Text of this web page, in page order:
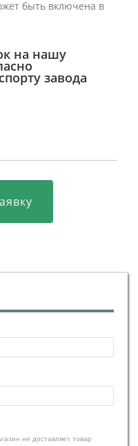
быть включена в
на нашу
завода
не доставляет товар